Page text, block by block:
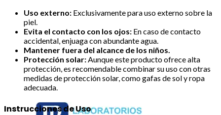
Uso externo: Exclusivamente para uso externo sobre la
piel.
Evita el contacto con los ojos: En caso de contacto
accidental, enjuaga con abundante agua.
Mantener fuera del alcance de los niños.
Protección solar:Aunque este producto ofrece alta
protección, es recomendable combinar su uso con otras
medidas de protección solar, como gafas de sol y ropa
adecuada.
Instrucciones de Uso